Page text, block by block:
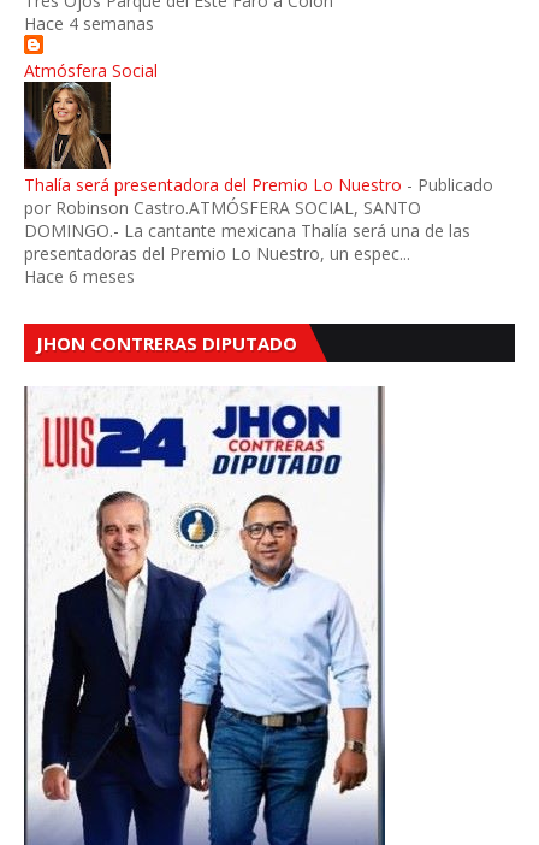
Hace 4 semanas
Atmósfera Social
Thalía será presentadora del Premio Lo Nuestro - Publicado
por Robinson Castro.ATMÓSFERA SOCIAL, SANTO
DOMINGO.- La cantante mexicana Thalía será una de las
presentadoras del Premio Lo Nuestro, un espec...
Hace 6 meses
JHON CONTRERAS DIPUTADO